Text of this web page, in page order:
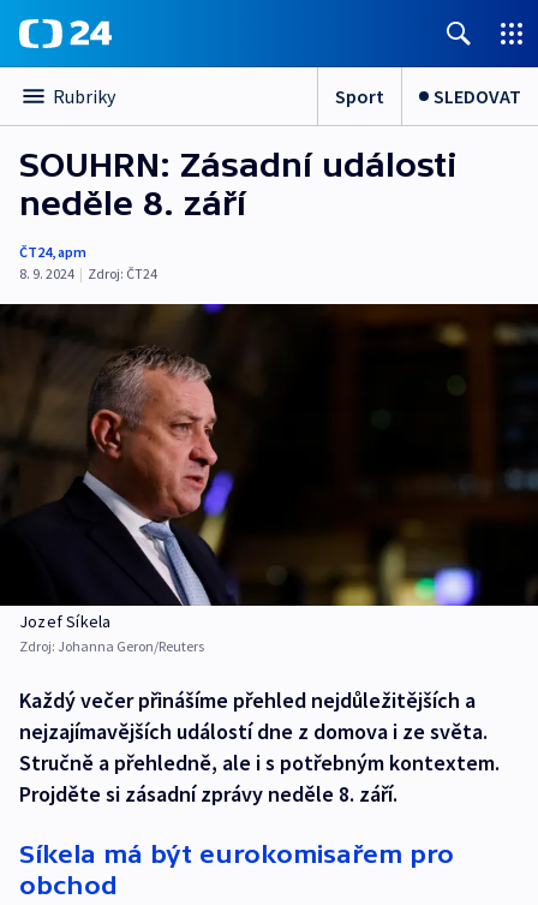
Rubriky Sport SLEDOVAT
SOUHRN: Zásadní události
neděle 8. září
ČT24,apm
8. 9. 2024 | Zdroj: ČT24
Jozef Síkela
Zdroj: Johanna Geron/Reuters
Každý večer přinášíme přehled nejdůležitějších a
nejzajímavějších událostí dne z domova i ze světa.
Stručně a přehledně, ale i s potřebným kontextem.
Projděte si zásadní zprávy neděle 8. září.
Síkela má být eurokomisařem pro
obchod